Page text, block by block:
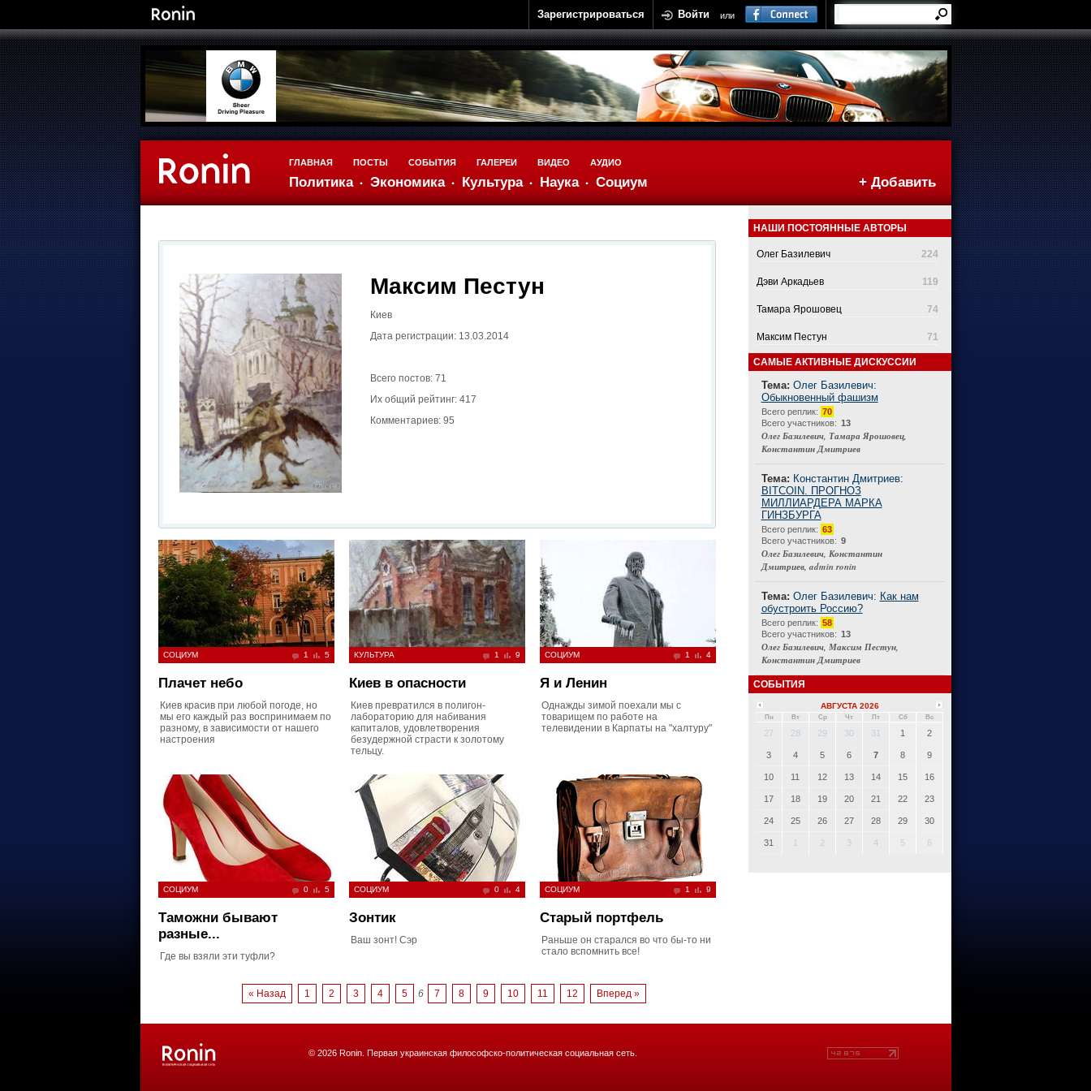
Зарегистрироваться Войти или
Connect
ГЛАВНАЯ
Политика Экономика Культура Наука Социум
ПОСТЫ СОБЫТИЯ ГАЛЕРЕИ ВИДЕО АУДИО
+ Добавить
Максим Пестун
Киев
Дата регистрации: 13.03.2014
Всего постов: 71
Их общий рейтинг: 417
Комментариев: 95
СОЦИУМ 1 5
Плачет небо
Киев красив при любой погоде, но
мы его каждый раз воспринимаем по
разному, в зависимости от нашего
настроения
КУЛЬТУРА 1 9
Киев в опасности
Киев превратился в полигон-
лабораторию для набивания
капиталов, удовлетворения
безудержной страсти к золотому
тельцу.
СОЦИУМ 1 4
Я и Ленин
Однажды зимой поехали мы с
товарищем по работе на
телевидении в Карпаты на "халтуру"
СОЦИУМ 0 5
Таможни бывают
разные...
Где вы взяли эти туфли?
СОЦИУМ 0 4
Зонтик
Ваш зонт! Сэр
СОЦИУМ 1 9
Старый портфель
Раньше он старался во что бы-то ни
стало вспомнить все!
« Назад 1 2 3 4 5 6 7 8 9 10 11 12 Вперед »
НАШИ ПОСТОЯННЫЕ АВТОРЫ
Олег Базилевич 224
Дэви Аркадьев 119
Тамара Ярошовец 74
Максим Пестун 71
САМЫЕ АКТИВНЫЕ ДИСКУССИИ
Тема: Олег Базилевич:
Обыкновенный фашизм
Всего реплик: 70
Всего участников: 13
Олег Базилевич, Тамара Ярошовец,
Константин Дмитриев
Тема: Константин Дмитриев:
BITCOIN. ПРОГНОЗ
МИЛЛИАРДЕРА МАРКА
ГИНЗБУРГА
Всего реплик: 63
Всего участников: 9
Олег Базилевич, Константин
Дмитриев, admin ronin
Тема: Олег Базилевич: Как нам
обустроить Россию?
Всего реплик: 58
Всего участников: 13
Олег Базилевич, Максим Пестун,
Константин Дмитриев
СОБЫТИЯ
АВГУСТА 2026
Пн Вт Ср Чт Пт Сб Вс
27 28 29 30 31 1 2
3 4 5 6 7 8 9
10 11 12 13 14 15 16
17 18 19 20 21 22 23
24 25 26 27 28 29 30
31 1 2 3 4 5 6
© 2026 Ronin. Первая украинская философско-политическая социальная сеть.